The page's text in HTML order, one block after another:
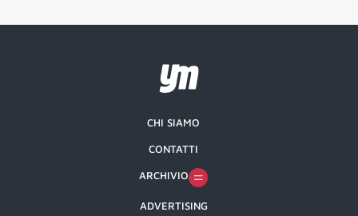
CHI SIAMO
CONTATTI
ARCHIVIO
ADVERTISING